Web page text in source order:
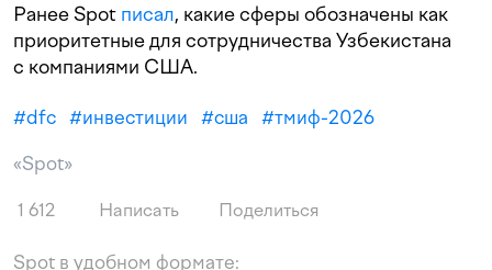
Ранее Spot писал, какие сферы обозначены как
приоритетные для сотрудничества Узбекистана
с компаниями США.
#dfc #инвестиции #сша #тмиф-2026
«Spot»
1 612 Написать Поделиться
Spot в удобном формате: